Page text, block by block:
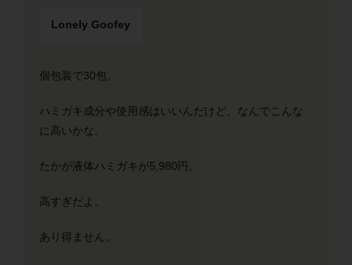
Lonely Goofey
個包装で30包。
ハミガキ成分や使用感はいいんだけど、なんでこんな
に高いかな。
たかが液体ハミガキが5,980円。
高すぎだよ。
あり得ません。